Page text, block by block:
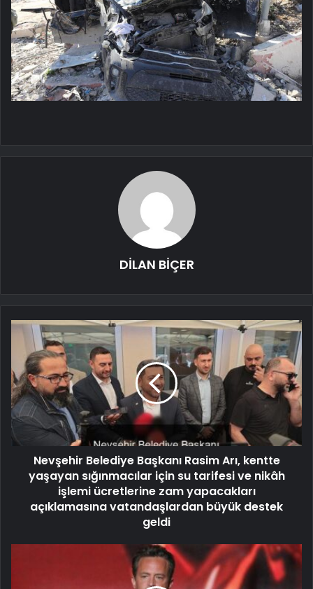
DİLAN BİÇER
Nevşehir Belediye Başkanı Rasim Arı, kentte
yaşayan sığınmacılar için su tarifesi ve nikâh
işlemi ücretlerine zam yapacakları
açıklamasına vatandaşlardan büyük destek
geldi